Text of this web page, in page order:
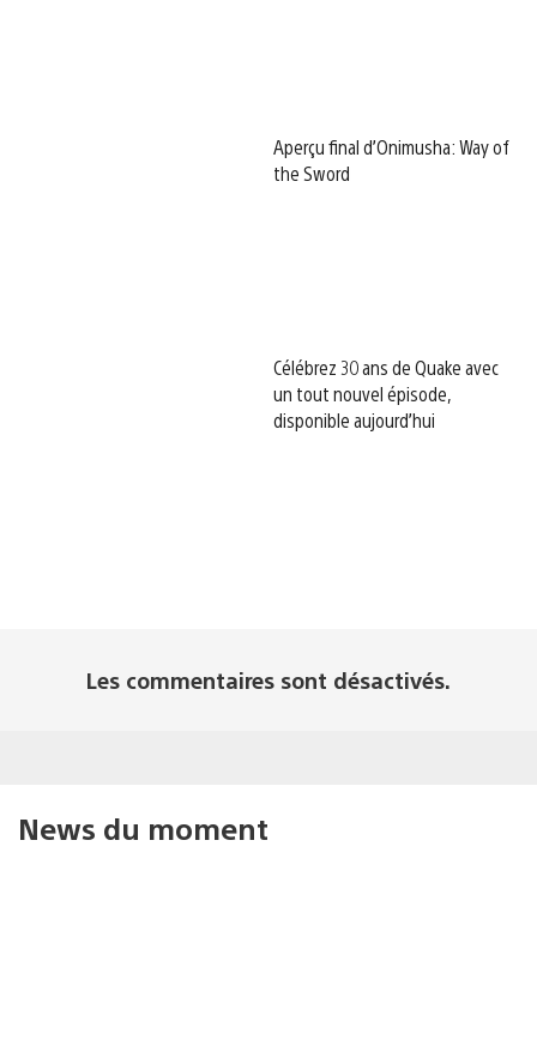
Aperçu final d’Onimusha: Way of
the Sword
Célébrez 30 ans de Quake avec
un tout nouvel épisode,
disponible aujourd’hui
Les commentaires sont désactivés.
News du moment